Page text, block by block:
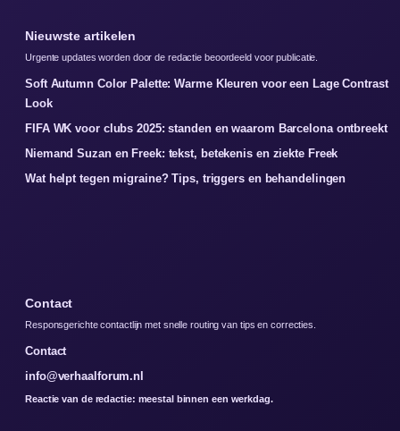
Nieuwste artikelen
Urgente updates worden door de redactie beoordeeld voor publicatie.
Soft Autumn Color Palette: Warme Kleuren voor een Lage Contrast
Look
FIFA WK voor clubs 2025: standen en waarom Barcelona ontbreekt
Niemand Suzan en Freek: tekst, betekenis en ziekte Freek
Wat helpt tegen migraine? Tips, triggers en behandelingen
Contact
Responsgerichte contactlijn met snelle routing van tips en correcties.
Contact
info@verhaalforum.nl
Reactie van de redactie: meestal binnen een werkdag.